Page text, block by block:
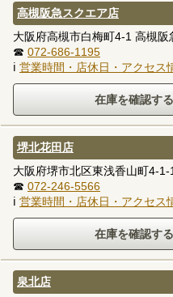
高槻阪急スクエア店
大阪府高槻市白梅町4-1 高槻阪
☎ 072-686-1195
ℹ 営業時間・店休日・アクセス
堺北花田店
大阪府堺市北区東浅香山町4-
☎ 072-246-5566
ℹ 営業時間・店休日・アクセス
泉北店